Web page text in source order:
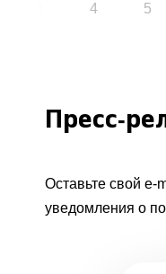
4 5
Пресс-
Оставьте свой e-
уведомления о